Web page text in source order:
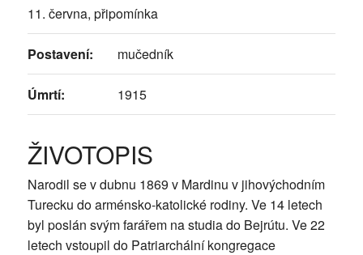
11. června, připomínka
Postavení: mučedník
Úmrtí: 1915
ŽIVOTOPIS
Narodil se v dubnu 1869 v Mardinu v jihovýchodním
Turecku do arménsko-katolické rodiny. Ve 14 letech
byl poslán svým farářem na studia do Bejrútu. Ve 22
letech vstoupil do Patriarchální kongregace